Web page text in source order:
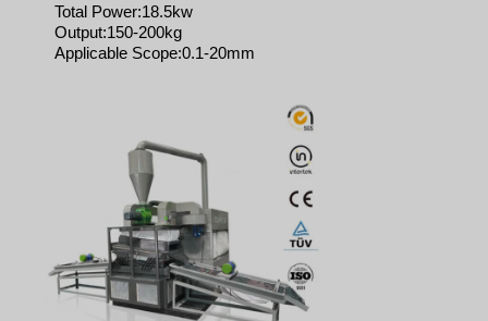
Total Power:18.5kw
Output:150-200kg
Applicable Scope:0.1-20mm